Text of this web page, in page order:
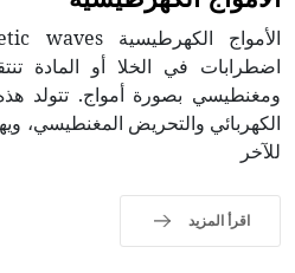
اضطرابات في الخلا أو المادة
ومغنطيسي بصورة أمواج. تتولد
الكهربائي والتحريض المغنطيسي،
للآخر
اقرأ المزيد